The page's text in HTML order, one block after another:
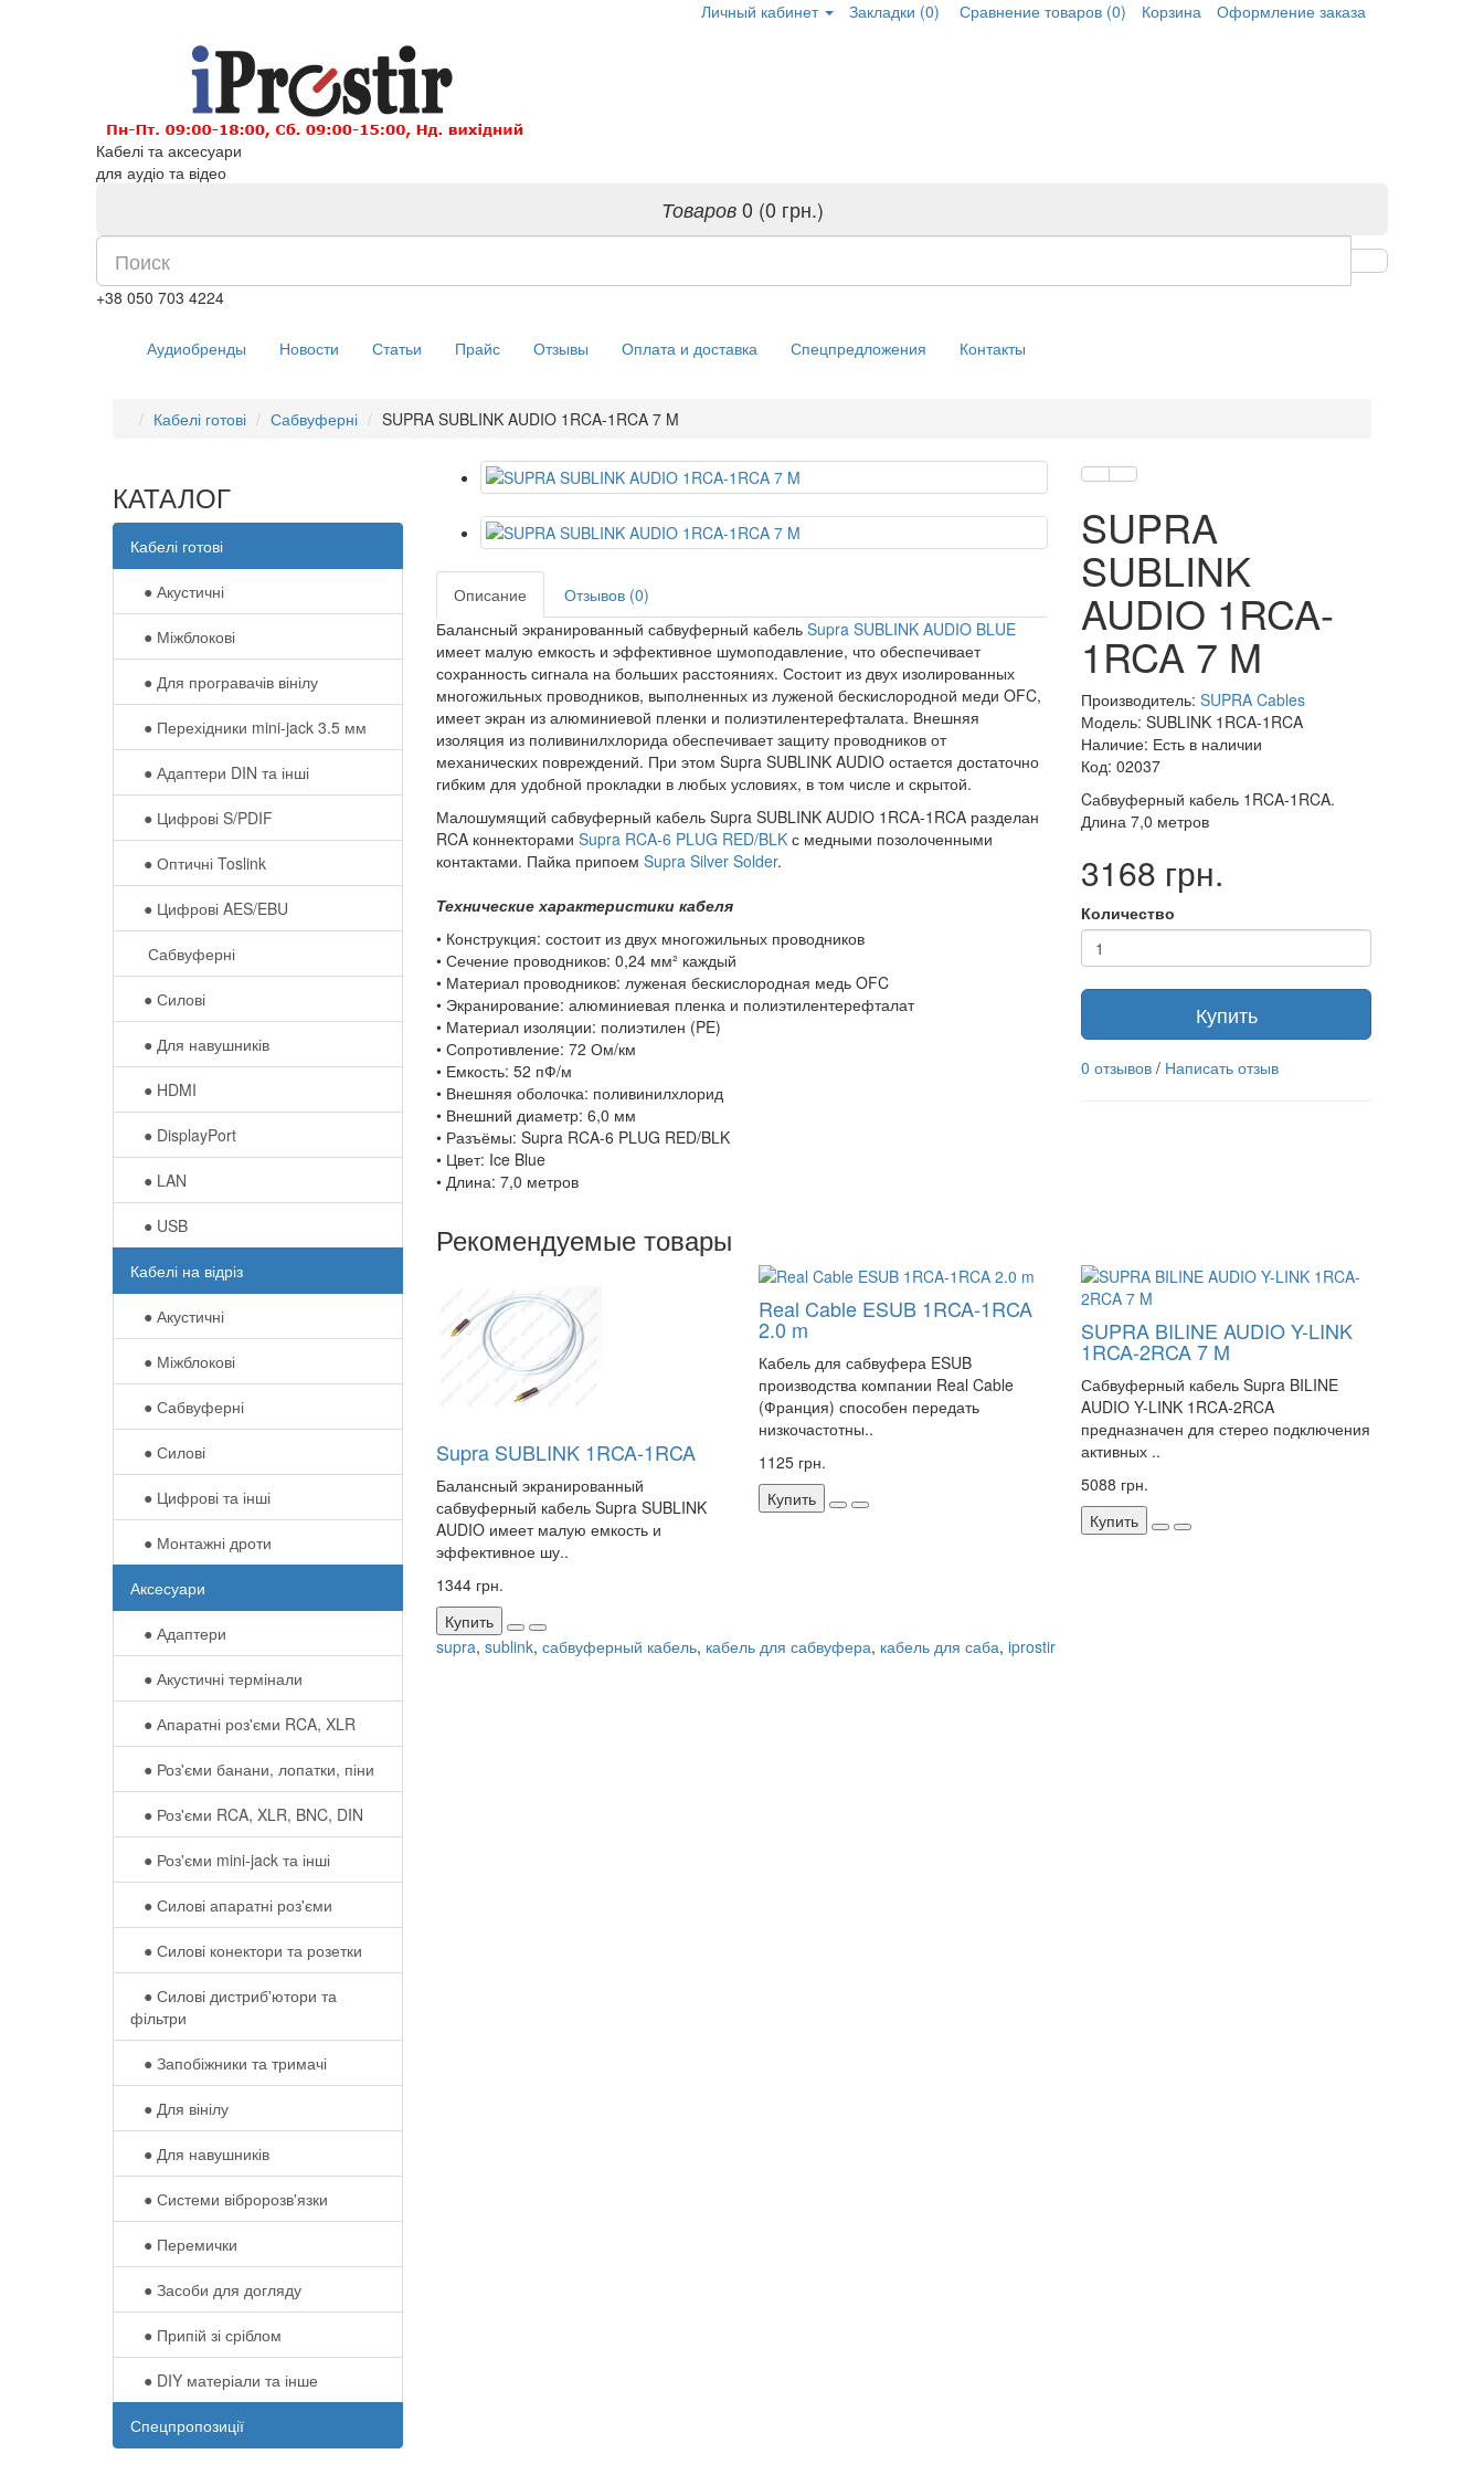
Личный кабинет Закладки (0) Сравнение товаров (0) Корзина Оформление заказа
Кабелі та аксесуари
для аудіо та відео
Товаров0 (0 грн.)
+38 050 703 4224
Аудиобренды Новости Статьи Прайс Отзывы Оплата и доставка Спецпредложения Контакты
Кабелі готові Сабвуферні SUPRA SUBLINK AUDIO 1RCA-1RCA 7 M
КАТАЛОГ
Кабелі готові
● Акустичні
● Міжблокові
● Для програвачів вінілу
● Перехідники mini-jack 3.5 мм
● Адаптери DIN та інші
● Цифрові S/PDIF
● Оптичні Toslink
● Цифрові AES/EBU
Сабвуферні
● Силові
● Для навушників‎
● HDMI
● DisplayPort
● LAN
● USB
Кабелі на відріз
● Акустичні
● Міжблокові
● Сабвуферні
● Силові
● Цифрові та інші
● Монтажні дроти
Аксесуари
● Адаптери
● Акустичні термінали
● Апаратні роз'єми RCA, XLR
● Роз'єми банани, лопатки, піни
● Роз'єми RCA, XLR, BNC, DIN
● Роз'єми mini-jack та інші
● Силові апаратні роз'єми
● Силові конектори та розетки
● Силові дистриб'ютори та
фільтри
● Запобіжники та тримачі
● Для вінілу
● Для навушників‎
● Системи вібророзв'язки
● Перемички
● Засоби для догляду
● Припій зі сріблом
● DIY матеріали та інше
Спецпропозиції
Описание
Отзывов (0)
Балансный экранированный сабвуферный кабель Supra SUBLINK AUDIO BLUE
имеет малую емкость и эффективное шумоподавление, что обеспечивает
сохранность сигнала на больших расстояниях. Состоит из двух изолированных
многожильных проводников, выполненных из луженой бескислородной меди OFC,
имеет экран из алюминиевой пленки и полиэтилентерефталата. Внешняя
изоляция из поливинилхлорида обеспечивает защиту проводников от
механических повреждений. При этом Supra SUBLINK AUDIO остается достаточно
гибким для удобной прокладки в любых условиях, в том числе и скрытой.
Малошумящий сабвуферный кабель Supra SUBLINK AUDIO 1RCA-1RCA разделан
RCA коннекторами Supra RCA-6 PLUG RED/BLKс медными позолоченными
контактами. Пайка припоем Supra Silver Solder.
Технические характеристики кабеля
• Конструкция: состоит из двух многожильных проводников
• Сечение проводников: 0,24 мм² каждый
• Материал проводников: луженая бескислородная медь OFC
• Экранирование: алюминиевая пленка и полиэтилентерефталат
• Материал изоляции: полиэтилен (PE)
• Сопротивление: 72 Ом/км
• Емкость: 52 пФ/м
• Внешняя оболочка: поливинилхлорид
• Внешний диаметр: 6,0 мм
• Разъёмы: Supra RCA-6 PLUG RED/BLK
• Цвет: Ice Blue
• Длина: 7,0 метров
SUPRA
SUBLINK
AUDIO 1RCA-
1RCA 7 M
Производитель:SUPRA Cables
Модель: SUBLINK 1RCA-1RCA
Наличие: Есть в наличии
Код: 02037
Cабвуферный кабель 1RCA-1RCA.
Длина 7,0 метров
3168 грн.
Количество
Купить
0 отзывов / Написать отзыв
Рекомендуемые товары
Supra SUBLINK 1RCA-1RCA
Балансный экранированный
сабвуферный кабель Supra SUBLINK
AUDIO имеет малую емкость и
эффективное шу..
1344 грн.
Купить
Real Cable ESUB 1RCA-1RCA
2.0 m
Кабель для сабвуфера ESUB
производства компании Real Cable
(Франция) способен передать
низкочастотны..
1125 грн.
Купить
SUPRA BILINE AUDIO Y-LINK
1RCA-2RCA 7 M
Сабвуферный кабель Supra BILINE
AUDIO Y-LINK 1RCA-2RCA
предназначен для стерео подключения
активных ..
5088 грн.
Купить
supra, sublink, сабвуферный кабель, кабель для сабвуфера, кабель для саба, iprostir